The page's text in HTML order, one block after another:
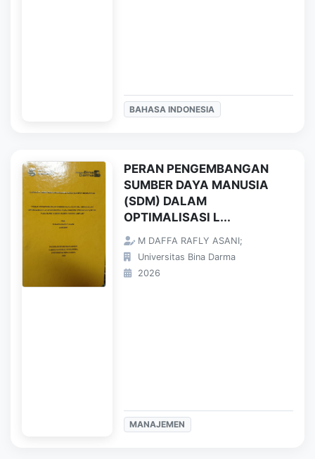
BAHASA INDONESIA
PERAN PENGEMBANGAN
SUMBER DAYA MANUSIA
(SDM) DALAM
OPTIMALISASI L...
M DAFFA RAFLY ASANI;
Universitas Bina Darma
2026
MANAJEMEN